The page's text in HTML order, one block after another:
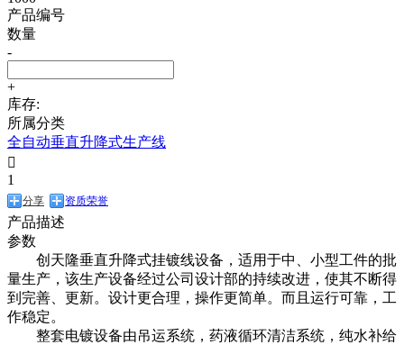
产品编号
数量
-
+
库存:
所属分类
全自动垂直升降式生产线

1
分享 资质荣誉
产品描述
参数
创天隆垂直升降式挂镀线设备，适用于中、小型工件的批
量生产，该生产设备经过公司设计部的持续改进，使其不断得
到完善、更新。设计更合理，操作更简单。而且运行可靠，工
作稳定。
整套电镀设备由吊运系统，药液循环清洁系统，纯水补给